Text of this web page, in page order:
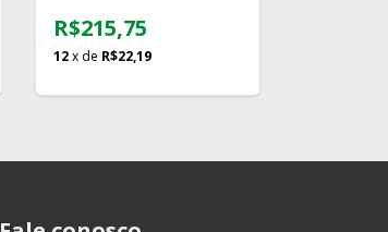
R$215,75
12 x de R$22,19